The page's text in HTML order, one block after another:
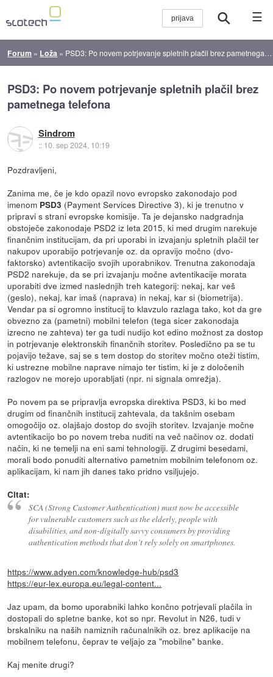
☰
Forum » Loža » PSD3: Po novem potrjevanje spletnih plačil brez pametnega telefona
PSD3: Po novem potrjevanje spletnih plačil brez
pametnega telefona
Sindrom
:: 10. sep 2024, 10:19
Pozdravljeni,
Zanima me, če je kdo opazil novo evropsko zakonodajo pod
imenom PSD3 (Payment Services Directive 3), ki je trenutno v
pripravi s strani evropske komisije. Ta je dejansko nadgradnja
obstoječe zakonodaje PSD2 iz leta 2015, ki med drugim narekuje
finančnim institucijam, da pri uporabi in izvajanju spletnih plačil ter
nakupov uporabijo potrjevanje oz. da opravijo močno (dvo-
faktorsko) avtentikacijo svojih uporabnikov. Trenutna zakonodaja
PSD2 narekuje, da se pri izvajanju močne avtentikacije morata
uporabiti dve izmed naslednjih treh kategorij: nekaj, kar veš
(geslo), nekaj, kar imaš (naprava) in nekaj, kar si (biometrija).
Vendar pa si ogromno institucij to klavzulo razlaga tako, kot da gre
obvezno za (pametni) mobilni telefon (tega sicer zakonodaja
izrecno ne zahteva) ter ga tudi nudijo kot edino možnost za dostop
in potrjevanje elektronskih finančnih storitev. Posledično pa se tu
pojavijo težave, saj se s tem dostop do storitev močno oteži tistim,
ki ustrezne mobilne naprave nimajo ter tistim, ki je z določenih
razlogov ne morejo uporabljati (npr. ni signala omrežja).
Po novem pa se pripravlja evropska direktiva PSD3, ki bo med
drugim od finančnih institucij zahtevala, da takšnim osebam
omogočijo oz. olajšajo dostop do svojih storitev. Izvajanje močne
avtentikacijo bo po novem treba nuditi na več načinov oz. dodati
način, ki ne temelji na eni sami tehnologiji. Z drugimi besedami,
morali bodo ponuditi alternativo pametnim mobilnim telefonom oz.
aplikacijam, ki nam jih danes tako pridno vsiljujejo.
Citat:
SCA (Strong Customer Authentication) must now be accessible
for vulnerable customers such as the elderly, people with
disabilities, and non-digitally savvy consumers by providing
authentication methods that don’t rely solely on smartphones.
https://www.adyen.com/knowledge-hub/psd3
https://eur-lex.europa.eu/legal-content...
Jaz upam, da bomo uporabniki lahko končno potrjevali plačila in
dostopali do spletne banke, kot so npr. Revolut in N26, tudi v
brskalniku na naših namiznih računalnikih oz. brez aplikacije na
mobilnem telefonu, čeprav te veljajo za "mobilne" banke.
Kaj menite drugi?